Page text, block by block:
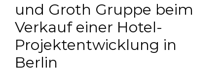
und Groth Gruppe beim
Verkauf einer Hotel-
Projektentwicklung in
Berlin